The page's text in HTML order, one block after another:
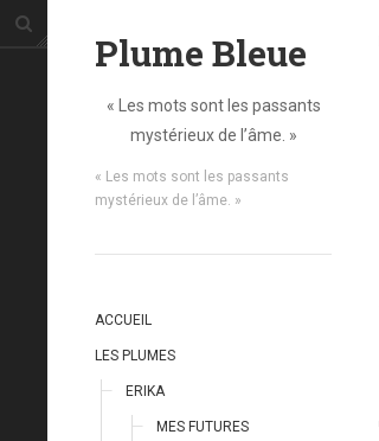
Plume Bleue
« Les mots sont les passants
mystérieux de l’âme. »
« Les mots sont les passants
mystérieux de l’âme. »
ACCUEIL
LES PLUMES
ERIKA
MES FUTURES